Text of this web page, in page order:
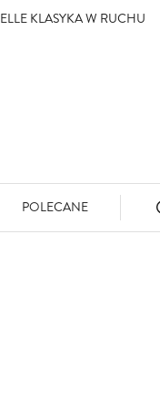
ELLE KLASYKA W RUCHU
POLECANE